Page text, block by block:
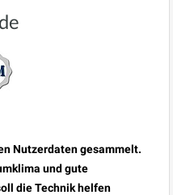
Nutzerdaten gesammelt.
und gute
die Technik helfen